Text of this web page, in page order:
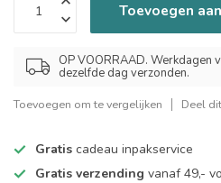
Toevoegen
OP VOORRAAD. Werkdagen
dezelfde dag verzonden.
Toevoegen om te vergelijken Deel
Gratis cadeau inpakservice
Gratis verzending vanaf 49,-